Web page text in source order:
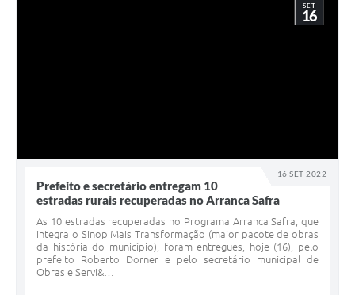
16 SET 2022
SET
16
Prefeito e secretário entregam 10
estradas rurais recuperadas no Arranca Safra
As 10 estradas recuperadas no Programa Arranca Safra, que
integra o Sinop Mais Transformação (maior pacote de obras
da história do município), foram entregues, hoje (16), pelo
prefeito Roberto Dorner e pelo secretário municipal de
Obras e Servi&…